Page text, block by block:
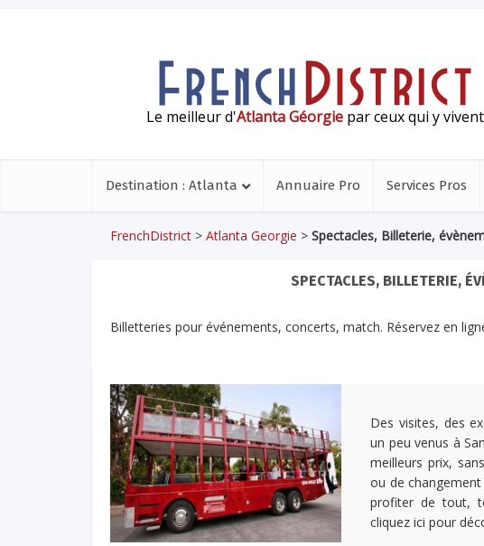
Le meilleur d'Atlanta Géorgie par ceux qui y vivent
Destination : Atlanta Annuaire Pro Services Pros
FrenchDistrict > Atlanta Georgie > Spectacles, Billeterie,
SPECTACLES, BILLETERIE,
Billetteries pour événements, concerts, match. Réservez en
Des visites, des
un peu venus à
meilleurs prix,
ou de
profiter de tout,
cliquez ici pour